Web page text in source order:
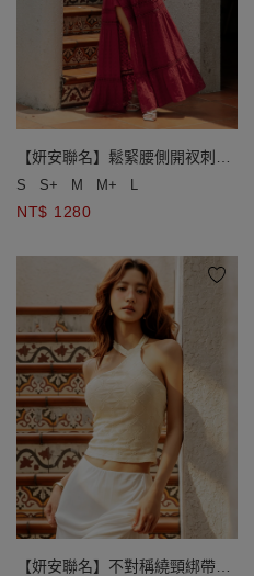
【妍安聯名】鬆緊腰側開衩刺繡
蕾絲蛋糕長裙
S S+ M M+ L
NT$ 1280
【妍安聯名】不對稱繞頸綁帶削